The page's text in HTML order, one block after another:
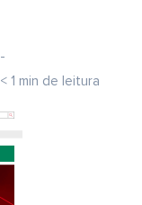
< 1 min de leitura